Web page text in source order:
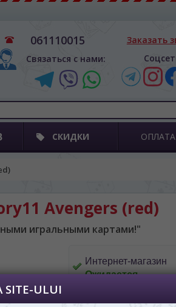
061110015
Связаться с нами:
Заказать
СКИДКИ
Avengers (red)
игральными картами!"
Интернет-магазин
Ожидается
Ожидается